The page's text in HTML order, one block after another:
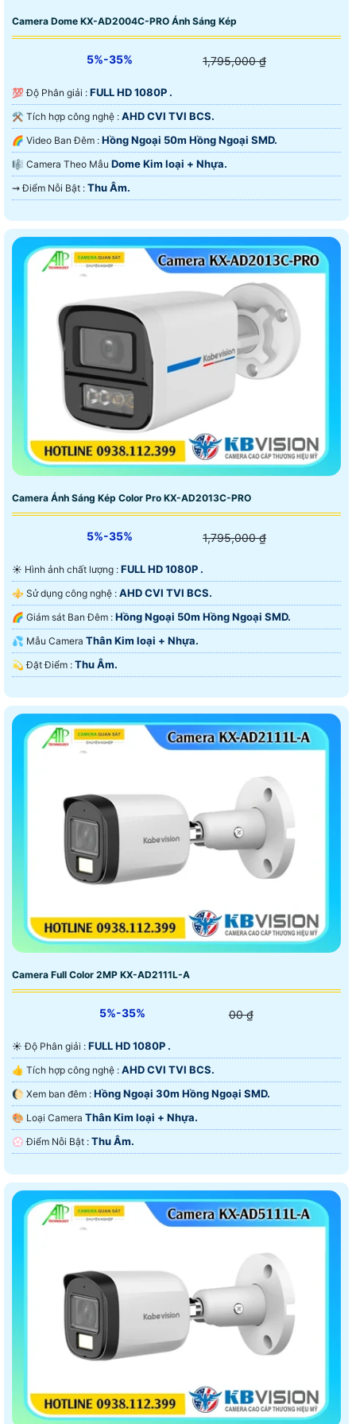
Camera Dome KX-AD2004C-PRO Ánh Sáng Kép
5%-35% 1,795,000 ₫
💯 Độ Phân giải : FULL HD 1080P .
⚒ Tích hợp công nghệ : AHD CVI TVI BCS.
🌈 Video Ban Đêm : Hồng Ngoại 50m Hồng Ngoại SMD.
🎼️ Camera Theo Mẫu Dome Kim loại + Nhựa.
️⇝ Điểm Nỗi Bật : Thu Âm.
Camera Ánh Sáng Kép Color Pro KX-AD2013C-PRO
5%-35% 1,795,000 ₫
☀️ Hình ảnh chất lượng : FULL HD 1080P .
⚜️ Sử dụng công nghệ : AHD CVI TVI BCS.
🌈 Giám sát Ban Đêm : Hồng Ngoại 50m Hồng Ngoại SMD.
💦 Mẫu Camera Thân Kim loại + Nhựa.
️💫 Đặt Điểm : Thu Âm.
Camera Full Color 2MP KX-AD2111L-A
5%-35% 00 ₫
☀️ Độ Phân giải : FULL HD 1080P .
👍 Tích hợp công nghệ : AHD CVI TVI BCS.
🌔 Xem ban đêm : Hồng Ngoại 30m Hồng Ngoại SMD.
🎨 Loại Camera Thân Kim loại + Nhựa.
️💮 Điểm Nỗi Bật : Thu Âm.